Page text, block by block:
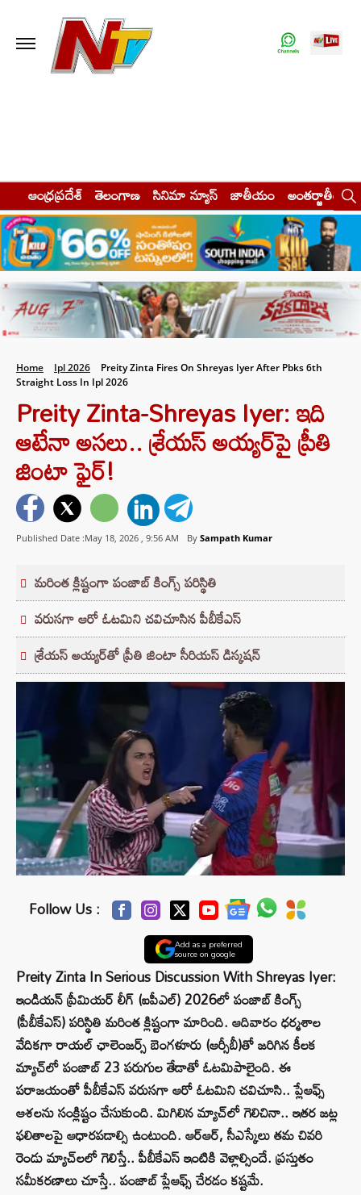
ఆంధ్రప్రదేశ్ తెలంగాణ సినిమా న్యూస్ జాతీయం అంతర్జాతీయం
Home Ipl 2026
Preity Zinta Fires On Shreyas Iyer After Pbks 6th
Straight Loss In Ipl 2026
Preity Zinta-Shreyas Iyer: ఇది
ఆటేనా అసలు.. శ్రేయస్ అయ్యర్‌పై ప్రీతి
జింటా ఫైర్!
Published Date :May 18, 2026 , 9:56 AM By Sampath Kumar
మరింత క్లిష్టంగా పంజాబ్ కింగ్స్‌ పరిస్థితి
వరుసగా ఆరో ఓటమిని చవిచూసిన పీబీకేఎస్
శ్రేయస్ అయ్యర్‌తో ప్రీతి జింటా సీరియస్ డిస్కషన్
Follow Us :
Add as a preferred
source on google
Preity Zinta In Serious Discussion With Shreyas Iyer:
ఇండియన్ ప్రీమియర్ లీగ్‌ (ఐపీఎల్) 2026లో పంజాబ్ కింగ్స్‌
(పీబీకేఎస్) పరిస్థితి మరింత క్లిష్టంగా మారింది. ఆదివారం ధర్మశాల
వేదికగా రాయల్ ఛాలెంజర్స్ బెంగళూరు (ఆర్సీబీ)తో జరిగిన కీలక
మ్యాచ్‌లో పంజాబ్ 23 పరుగుల తేడాతో ఓటమిపాలైంది. ఈ
పరాజయంతో పీబీకేఎస్ వరుసగా ఆరో ఓటమిని చవిచూసి.. ప్లేఆఫ్స్
ఆశలను సంక్లిష్టం చేసుకుంది. మిగిలిన మ్యాచ్‌లో గెలిచినా.. ఇతర జట్ల
ఫలితాలపై ఆధారపడాల్సి ఉంటుంది. ఆర్ఆర్, సీఎస్కేలు తమ చివరి
రెండు మ్యాచ్‌లలో గెలిస్తే.. పీబీకేఎస్ ఇంటికి వెళ్లాల్సిందే. ప్రస్తుతం
సమీకరణాలు చూస్తే.. పంజాబ్ ప్లేఆఫ్స్ చేరడం కష్టమే.